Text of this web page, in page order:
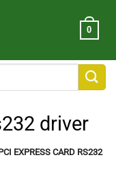
0
driver
EXPRESS CARD RS232